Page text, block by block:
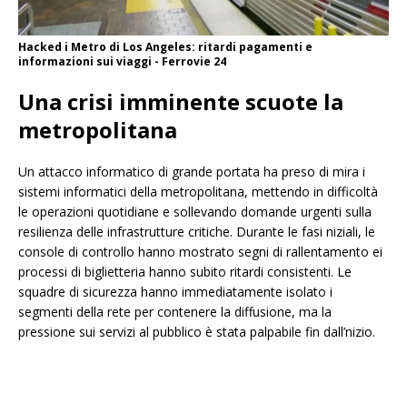
Hacked i Metro di Los Angeles: ritardi pagamenti e
informazioni sui viaggi - Ferrovie 24
Una crisi imminente scuote la
metropolitana
Un attacco informatico di grande portata ha preso di mira i
sistemi informatici della metropolitana, mettendo in difficoltà
le operazioni quotidiane e sollevando domande urgenti sulla
resilienza delle infrastrutture critiche. Durante le fasi niziali, le
console di controllo hanno mostrato segni di rallentamento ei
processi di biglietteria hanno subito ritardi consistenti. Le
squadre di sicurezza hanno immediatamente isolato i
segmenti della rete per contenere la diffusione, ma la
pressione sui servizi al pubblico è stata palpabile fin dall’nizio.